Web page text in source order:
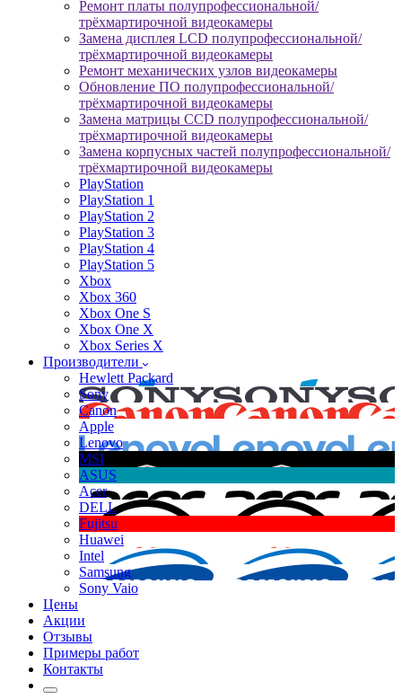
Ремонт платы полупрофессиональной/
трёхмартирочной видеокамеры
Замена дисплея LCD полупрофессиональной/
трёхмартирочной видеокамеры
Ремонт механических узлов видеокамеры
Обновление ПО полупрофессиональной/
трёхмартирочной видеокамеры
Замена матрицы CCD полупрофессиональной/
трёхмартирочной видеокамеры
Замена корпусных частей полупрофессиональной/
трёхмартирочной видеокамеры
PlayStation
PlayStation 1
PlayStation 2
PlayStation 3
PlayStation 4
PlayStation 5
Xbox
Xbox 360
Xbox One S
Xbox One X
Xbox Series X
Производители
Hewlett Packard
Sony
Canon
Apple
Lenovo
MSI
ASUS
Acer
DELL
Fujitsu
Huawei
Intel
Samsung
Sony Vaio
Цены
Акции
Отзывы
Примеры работ
Контакты